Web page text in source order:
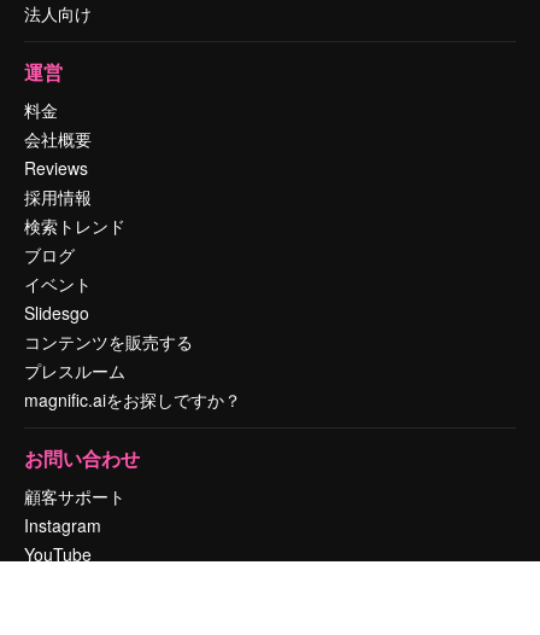
法人向け
運営
料金
会社概要
Reviews
採用情報
検索トレンド
ブログ
イベント
Slidesgo
コンテンツを販売する
プレスルーム
magnific.aiをお探しですか？
お問い合わせ
顧客サポート
Instagram
YouTube